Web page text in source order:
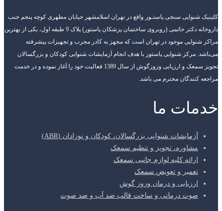
کلینیک شنوایی سنجی پاستـور واقع در تهران اسلامشهر خیابان مطهری کوچه پنجم جنب
داروخانه دکتر حاتمی (روبروی ساختمان پزشکان پاستور) پلاک 9 طبقه اول، یکی از بهترین
مراکز شنوایی موجود در تهران است که مجهز به کادر مجرب و تجهیزات پیشرفته
می‌باشد. مرکز شنوایی پاستور با هدف انجام آزمایشات شنوایی کودکان و بزرگسالان
تجویز سمعک و ارزیابی وزوزگوش از سال 1389 فعالیت خود را آغاز نموده و در خدمت
مراجعه کنندگان محترم می باشد.
خدمات ما
آزمایشات شنوایی بزرگسالان، کودکان و نوزادان (ABR)
مشاوره، تجویز و تنظیم سمعک
ارائه کلیه لوازم جانبی سمعک
تعمیر و تعویض سمعک
ارزیابی و درمان وزوز گوش
صوت درمانی و ساخت قالب ضد آب و ضد صوت